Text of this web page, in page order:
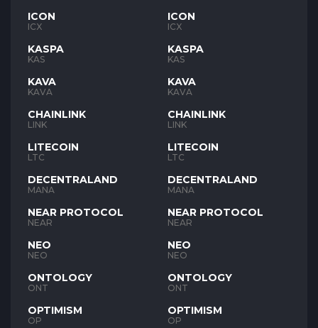
ICON
ICX
KASPA
KAS
KAVA
KAVA
CHAINLINK
LINK
LITECOIN
LTC
DECENTRALAND
MANA
NEAR PROTOCOL
NEAR
NEO
NEO
ONTOLOGY
ONT
OPTIMISM
OP
ICON
ICX
KASPA
KAS
KAVA
KAVA
CHAINLINK
LINK
LITECOIN
LTC
DECENTRALAND
MANA
NEAR PROTOCOL
NEAR
NEO
NEO
ONTOLOGY
ONT
OPTIMISM
OP